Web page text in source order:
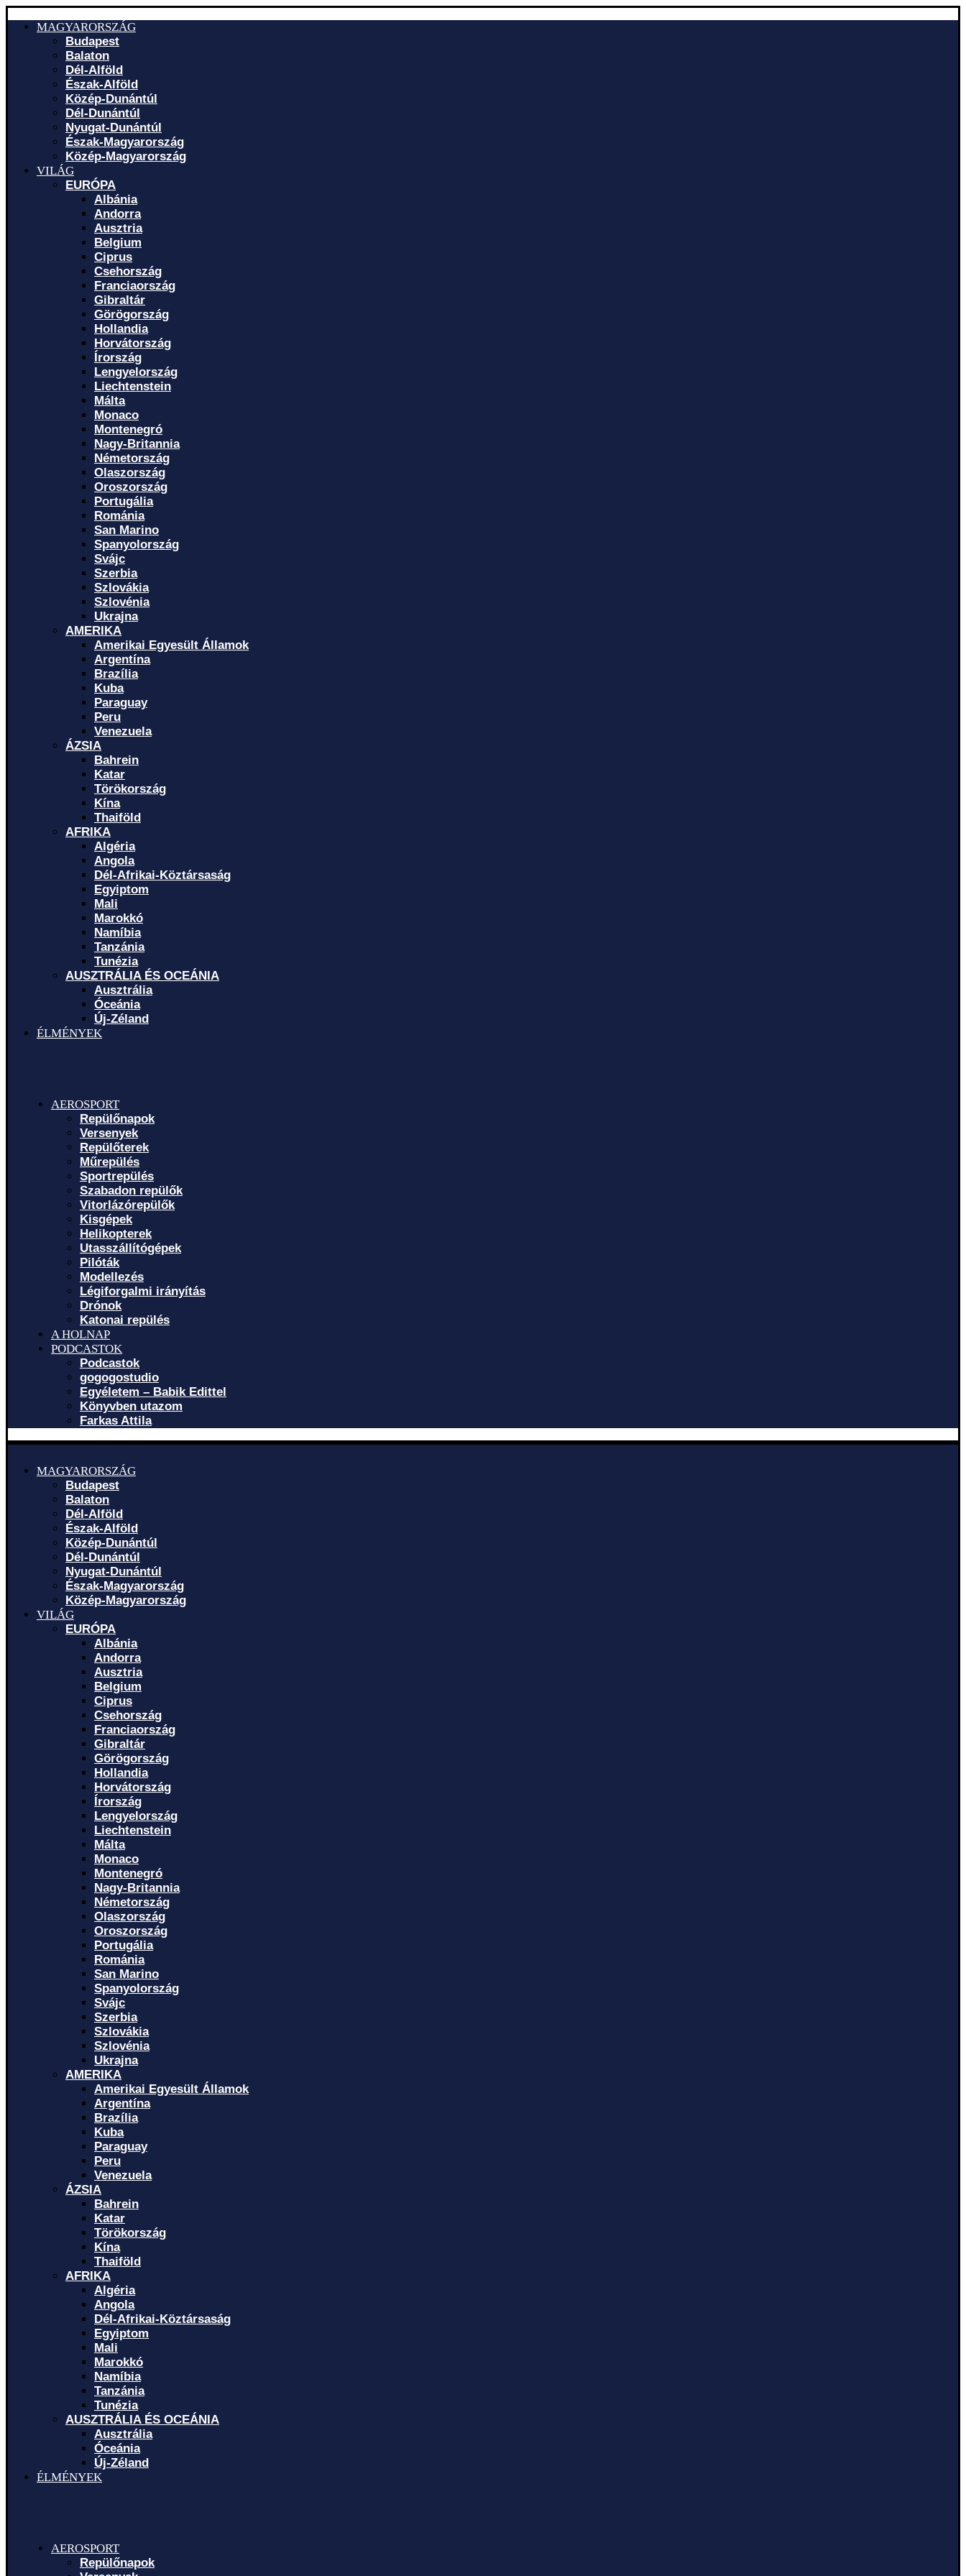
MAGYARORSZÁG
Budapest
Balaton
Dél-Alföld
Észak-Alföld
Közép-Dunántúl
Dél-Dunántúl
Nyugat-Dunántúl
Észak-Magyarország
Közép-Magyarország
VILÁG
EURÓPA
Albánia
Andorra
Ausztria
Belgium
Ciprus
Csehország
Franciaország
Gibraltár
Görögország
Hollandia
Horvátország
Írország
Lengyelország
Liechtenstein
Málta
Monaco
Montenegró
Nagy-Britannia
Németország
Olaszország
Oroszország
Portugália
Románia
San Marino
Spanyolország
Svájc
Szerbia
Szlovákia
Szlovénia
Ukrajna
AMERIKA
Amerikai Egyesült Államok
Argentína
Brazília
Kuba
Paraguay
Peru
Venezuela
ÁZSIA
Bahrein
Katar
Törökország
Kína
Thaiföld
AFRIKA
Algéria
Angola
Dél-Afrikai-Köztársaság
Egyiptom
Mali
Marokkó
Namíbia
Tanzánia
Tunézia
AUSZTRÁLIA ÉS OCEÁNIA
Ausztrália
Óceánia
Új-Zéland
ÉLMÉNYEK
AEROSPORT
Repülőnapok
Versenyek
Repülőterek
Műrepülés
Sportrepülés
Szabadon repülők
Vitorlázórepülők
Kisgépek
Helikopterek
Utasszállítógépek
Pilóták
Modellezés
Légiforgalmi irányítás
Drónok
Katonai repülés
A HOLNAP
PODCASTOK
Podcastok
gogogostudio
Egyéletem – Babik Edittel
Könyvben utazom
Farkas Attila
MAGYARORSZÁG
Budapest
Balaton
Dél-Alföld
Észak-Alföld
Közép-Dunántúl
Dél-Dunántúl
Nyugat-Dunántúl
Észak-Magyarország
Közép-Magyarország
VILÁG
EURÓPA
Albánia
Andorra
Ausztria
Belgium
Ciprus
Csehország
Franciaország
Gibraltár
Görögország
Hollandia
Horvátország
Írország
Lengyelország
Liechtenstein
Málta
Monaco
Montenegró
Nagy-Britannia
Németország
Olaszország
Oroszország
Portugália
Románia
San Marino
Spanyolország
Svájc
Szerbia
Szlovákia
Szlovénia
Ukrajna
AMERIKA
Amerikai Egyesült Államok
Argentína
Brazília
Kuba
Paraguay
Peru
Venezuela
ÁZSIA
Bahrein
Katar
Törökország
Kína
Thaiföld
AFRIKA
Algéria
Angola
Dél-Afrikai-Köztársaság
Egyiptom
Mali
Marokkó
Namíbia
Tanzánia
Tunézia
AUSZTRÁLIA ÉS OCEÁNIA
Ausztrália
Óceánia
Új-Zéland
ÉLMÉNYEK
AEROSPORT
Repülőnapok